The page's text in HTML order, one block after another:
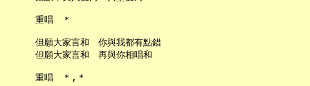
     重唱　＊
     但願大家言和　你與我都有點錯
     但願大家言和　再與你相唱和